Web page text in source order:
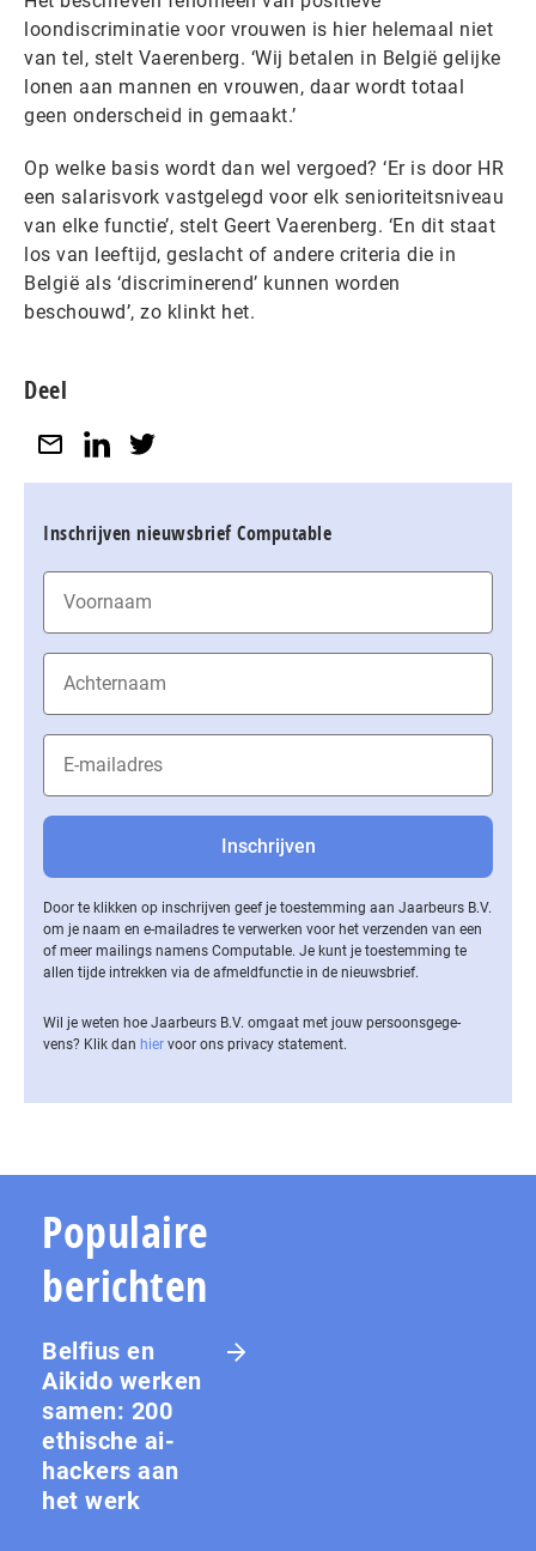
loondiscriminatie voor vrouwen is hier helemaal niet
van tel, stelt Vaerenberg. ‘Wij betalen in België gelijke
lonen aan mannen en vrouwen, daar wordt totaal
geen onderscheid in gemaakt.’
Op welke basis wordt dan wel vergoed? ‘Er is door HR
een salarisvork vastgelegd voor elk senioriteitsniveau
van elke functie’, stelt Geert Vaerenberg. ‘En dit staat
los van leeftijd, geslacht of andere criteria die in
België als ‘discriminerend’ kunnen worden
beschouwd’, zo klinkt het.
Deel
Inschrijven nieuwsbrief Computable
Door te klikken op inschrijven geef je toestemming aan Jaarbeurs B.V.
om je naam en e-mailadres te verwerken voor het verzenden van een
of meer mailings namens Computable. Je kunt je toestemming te
allen tijde intrekken via de af­meld­func­tie in de nieuwsbrief.
Wil je weten hoe Jaarbeurs B.V. omgaat met jouw per­soons­ge­ge­
vens? Klik dan hier voor ons privacy statement.
Populaire
berichten
Belfius en
Aikido werken
samen: 200
ethische ai-
hackers aan
het werk